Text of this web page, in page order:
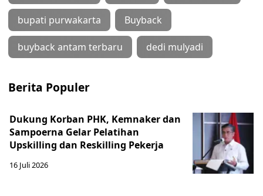
bupati purwakarta Buyback
buyback antam terbaru dedi mulyadi
Berita Populer
Dukung Korban PHK, Kemnaker dan
Sampoerna Gelar Pelatihan
Upskilling dan Reskilling Pekerja
16 Juli 2026